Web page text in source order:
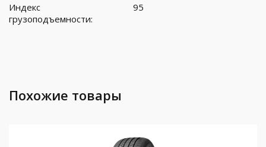
Индекс
грузоподъемности:
95
Похожие товары